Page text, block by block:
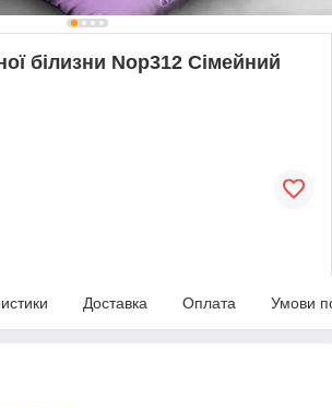
білизни Nop312 Сімейний
Доставка Оплата Умови